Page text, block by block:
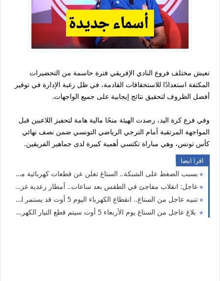
تعيش مختلف فروع النادي الإفريقي فترة حاسمة من التحضيرات
المكثفة استعدادًا للاستحقاقات القادمة، في ظل رغبة الإدارة في توفير
أفضل الظروف لتحقيق نتائج إيجابية على جميع الواجهات.
وفي فرع كرة اليد، رصدت الهيئة منحًا مالية هامة لتحفيز اللاعبين قبل
المواجهة المرتقبة أمام الترجي الرياضي التونسي ضمن نصف نهائي
كأس تونس، وهي مباراة تكتسي أهمية كبيرة لدى جماهير الفريقين.
اقرا ايضا
بسبب الضغط على الشبكة.. الستاغ تعلن عن قطعات كهربائية متقطعة اليوم في هذه الولايات
عاجل: انقلاب مفاجئ في الطقس بعد ساعات.. أمطار رعدية غزيرة ورياح تصل إلى 90 كلم/س تشمل 5 ولايات
تنبيه عاجل من الستاغ.. انقطاع الكهرباء اليوم 5 أوت قد يستمر لساعتين في هذه الولايات
بلاغ عاجل من الستاغ يوم الأربعاء 5 أوت سيتم قطع التيار الكهربائي عن هذه الولايات